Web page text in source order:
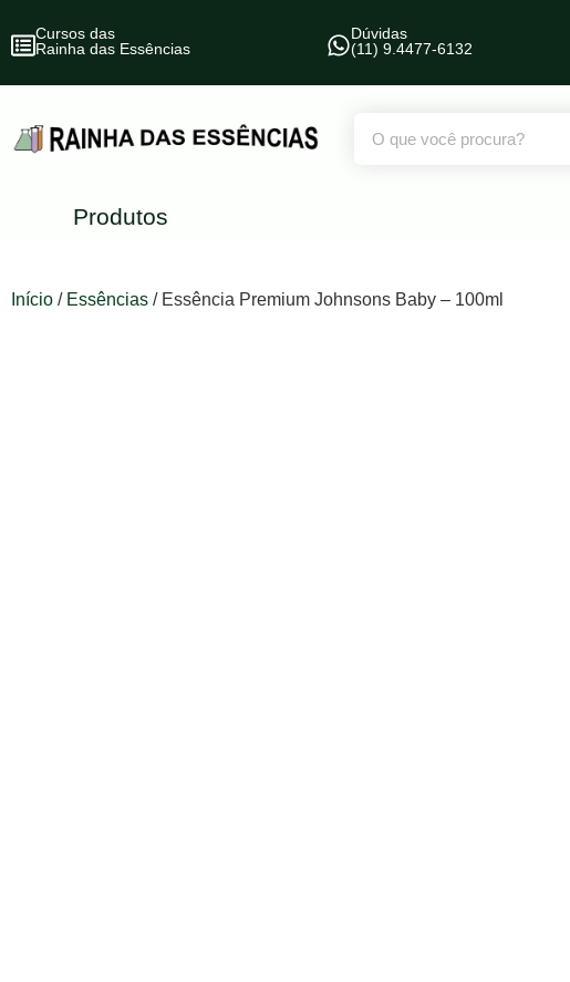
Cursos das
Rainha das Essências
Dúvidas
(11) 9.4477-6132
Produtos
Início / Essências / Essência Premium Johnsons Baby – 100ml